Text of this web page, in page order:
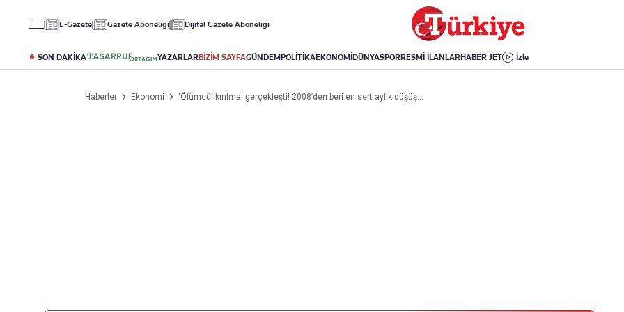
E-Gazete Gazete Aboneliği Dijital Gazete Aboneliği
SON DAKİKA YAZARLARBİZİM SAYFAGÜNDEMPOLİTİKAEKONOMİDÜNYASPORRESMİ İLANLARHABER JET İzle
Altın
Döviz
Kripto Para
Puan Durumu
Fikstür
Avrupa Ligi
Avrupa
Amerika
İsrail-Gazze
Yaşam
Sağlık
Yemek
Kitap
Haberler Ekonomi 'Ölümcül kırılma' gerçekleşti! 2008’den beri en sert aylık düşüş…